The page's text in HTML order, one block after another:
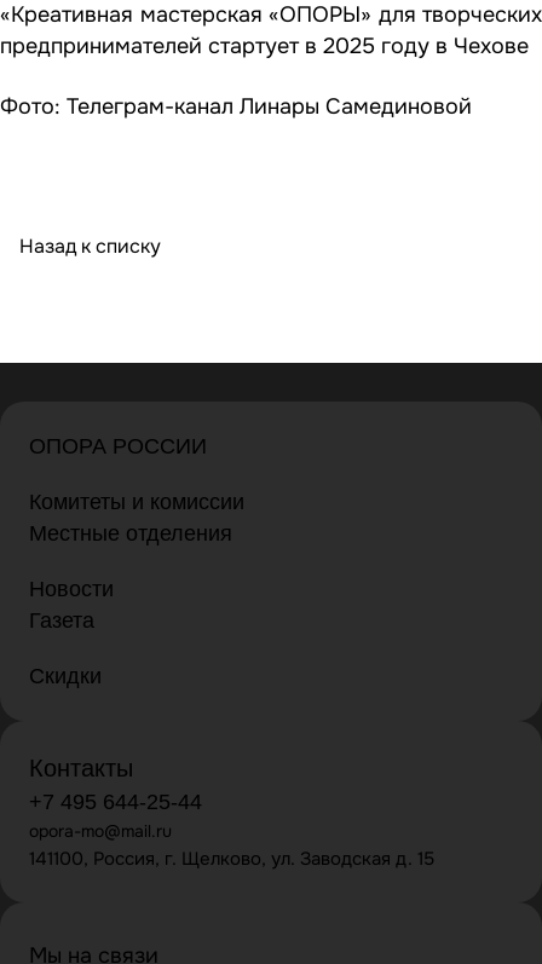
«Креативная мастерская «ОПОРЫ» для творческих
предпринимателей стартует в 2025 году в Чехове
Фото: Телеграм-канал Линары Самединовой
Назад к списку
ОПОРА РОССИИ
Комитеты и комиссии
Местные отделения
Новости
Газета
Скидки
Контакты
+7 495 644-25-44
opora-mo@mail.ru
141100, Россия, г. Щелково, ул. Заводская д. 15
Мы на связи